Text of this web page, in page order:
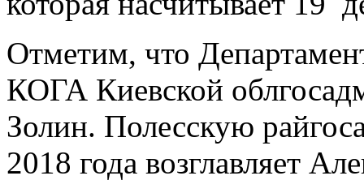
Отметим, что
КОГА Киевской
Золин. Полесскую
2018 года возглавляет